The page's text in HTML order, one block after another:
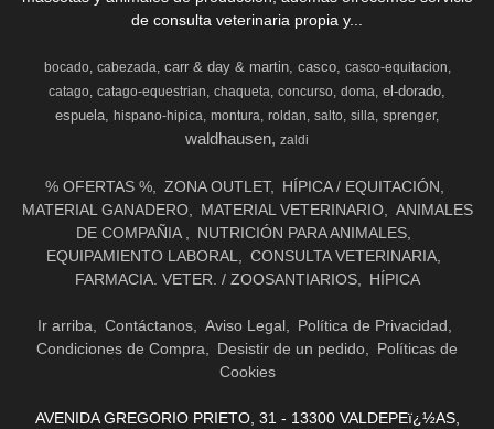
de consulta veterinaria propia y...
bocado cabezada carr & day & martin casco
casco-equitacion
catago catago-equestrian chaqueta concurso doma el-dorado
espuela
hispano-hipica montura roldan salto silla sprenger
waldhausen zaldi
% OFERTAS % ZONA OUTLET
HÍPICA / EQUITACIÓN
MATERIAL GANADERO
MATERIAL VETERINARIO
ANIMALES
DE COMPAÑIA
NUTRICIÓN PARA ANIMALES
EQUIPAMIENTO LABORAL
CONSULTA VETERINARIA
FARMACIA. VETER. / ZOOSANTIARIOS
HÍPICA
Ir arriba Contáctanos Aviso Legal
Política de Privacidad
Condiciones de Compra
Desistir de un pedido
Políticas de
Cookies
AVENIDA GREGORIO PRIETO, 31 - 13300 VALDEPEï¿½AS,